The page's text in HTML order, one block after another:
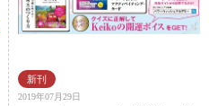
2019年07月29日